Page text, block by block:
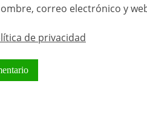
correo electrónico y
de privacidad